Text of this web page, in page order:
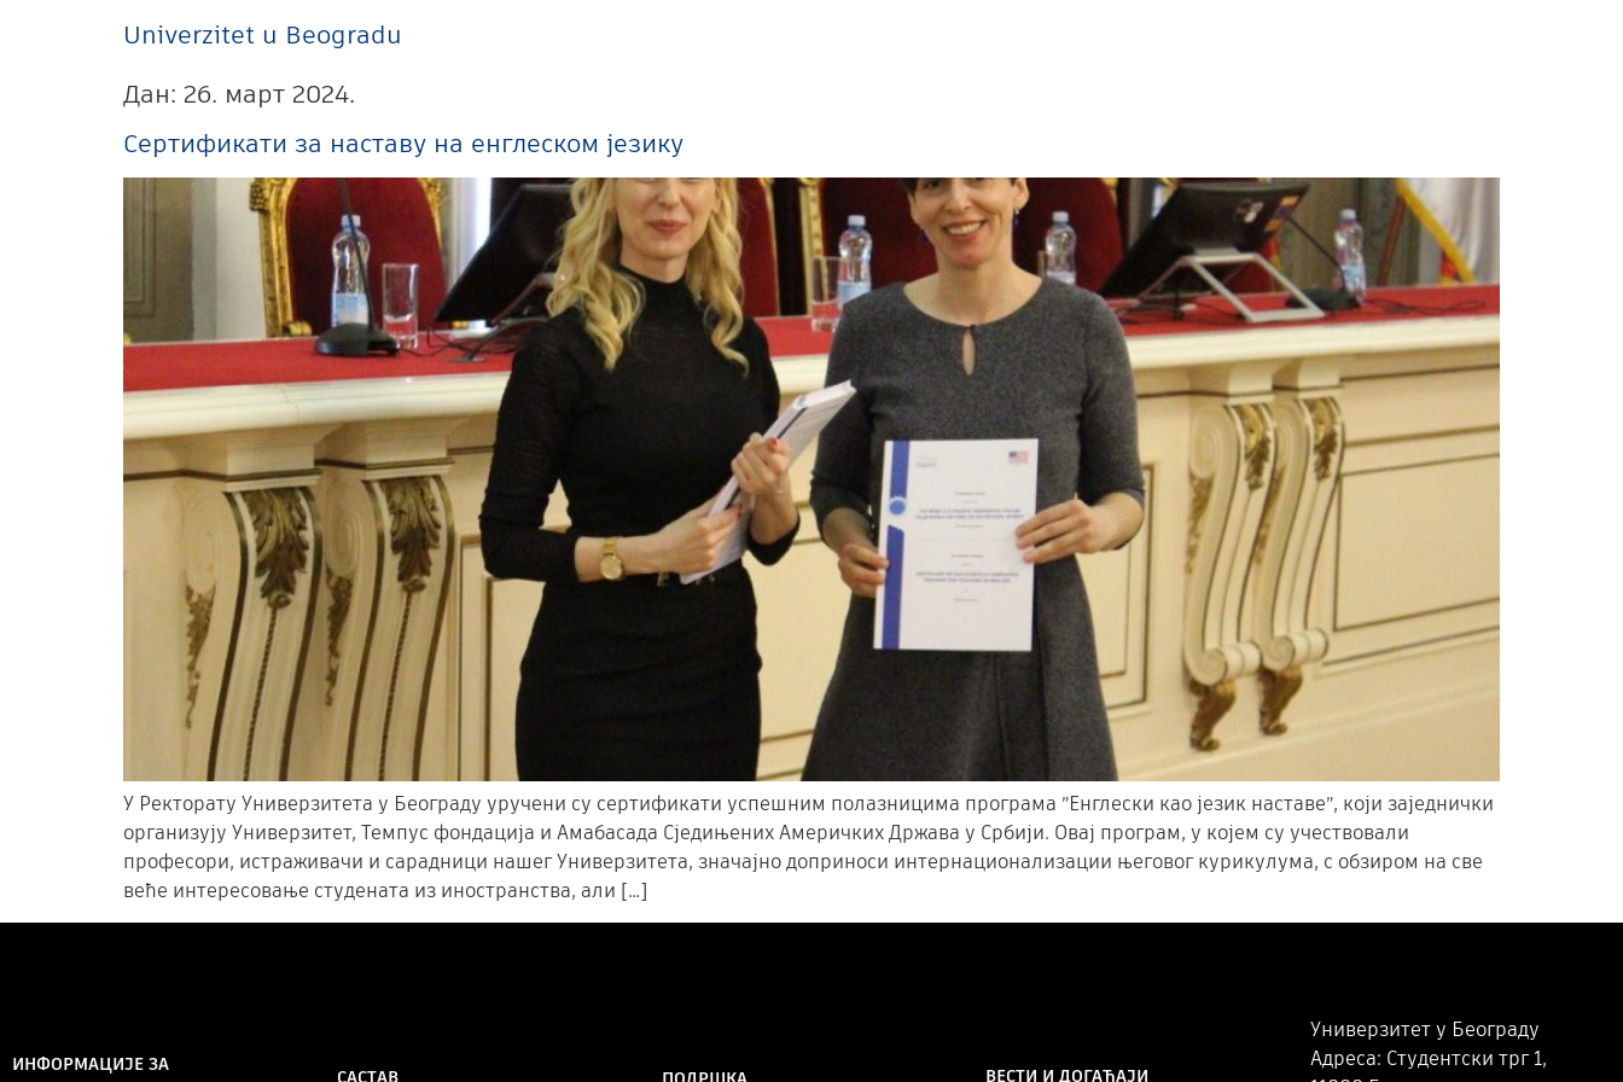
Univerzitet u Beogradu
Дан: 26. март 2024.
Сертификати за наставу на енглеском језику
У Ректорату Универзитета у Београду уручени су сертификати успешним полазницима програма ”Енглески као језик наставе”, који заједнички
организују Универзитет, Темпус фондација и Амабасада Сједињених Америчких Држава у Србији. Овај програм, у којем су учествовали
професори, истраживачи и сарадници нашег Универзитета, значајно доприноси интернационализации његовог курикулума, с обзиром на све
веће интересовање студената из иностранства, али […]
ИНФОРМАЦИЈЕ ЗА
ВЕСТИ И ДОГАЂАЈИ
Универзитет у Београду
Адреса: Студентски трг 1,